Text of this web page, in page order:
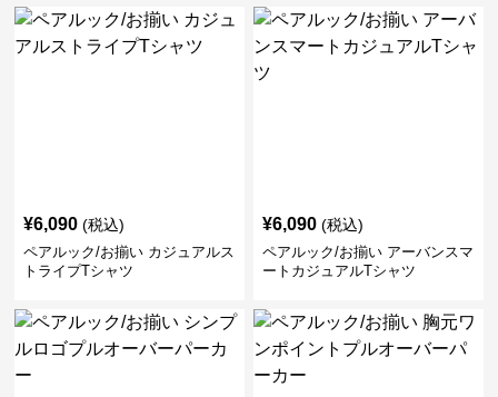
¥6,090 (税込)
ペアルック/お揃い カジュアルス
トライプTシャツ
¥6,090 (税込)
ペアルック/お揃い アーバンスマ
ートカジュアルTシャツ